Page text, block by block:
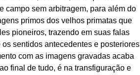
campo sem arbitragem, para além do
primos dos velhos primatas que
pioneiros, trazendo em suas falas
sentidos antecedentes e posteriores
com as imagens gravadas acaba
final de tudo, é na transfiguração e